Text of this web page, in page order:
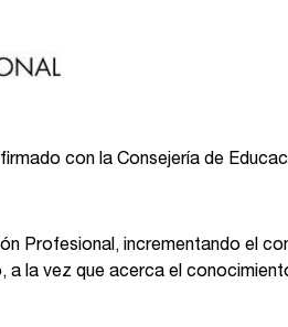
con la Consejería de
Profesional, incrementando el
la vez que acerca el